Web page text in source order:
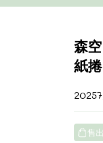
森
紙
售出